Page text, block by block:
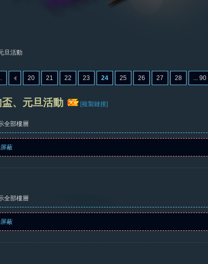
旦活動
20 21 22 23 24 25 26 27 28 ... 90
盃、元旦活動 [複製鏈接]
全部樓層
蔽
全部樓層
蔽